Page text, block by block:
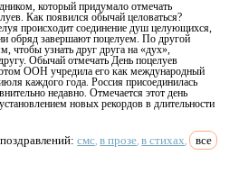
который придумало отмечать
Как появился обычай целоваться?
происходит соединение душ целующихся,
обряд завершают поцелуем. По другой
чтобы узнать друг друга на «дух»,
Обычай отмечать День поцелуев
ООН учредила его как международный
каждого года. Россия присоединилась
недавно. Отмечается этот день
новых рекордов в длительности
смс, в прозе, в стихах, все